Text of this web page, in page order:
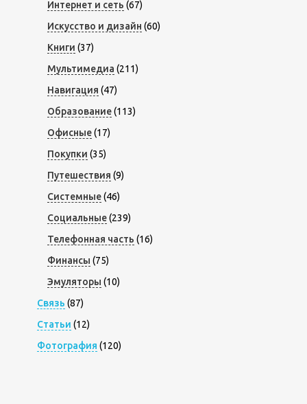
Интернет и сеть (67)
Искусство и дизайн (60)
Книги (37)
Мультимедиа (211)
Навигация (47)
Образование(113)
Офисные(17)
Покупки (35)
Путешествия (9)
Системные(46)
Социальные(239)
Телефонная часть (16)
Финансы (75)
Эмуляторы (10)
Связь (87)
Статьи (12)
Фотография (120)